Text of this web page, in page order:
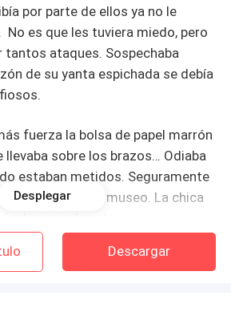
por parte de ellos ya no le
es que les tuviera miedo, pero
tantos ataques. Sospechaba
de su yanta espichada se debía
fuerza la bolsa de papel marrón
llevaba sobre los brazos… Odiaba
estaban metidos. Seguramente
comprar el museo. La chica
esquina, un Nissan negro se
Desplegar
Descargar